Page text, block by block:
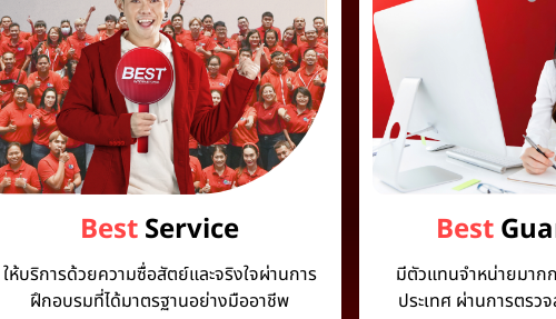
BestService
ให้บริการด้วยความซื่อสัตย์และจริงใจผ่านการ
ฝึกอบรมที่ได้มาตรฐานอย่างมืออาชีพ
Best
มีตัวแทนจำหน่ายมาก
ประเทศ ผ่านการตรว